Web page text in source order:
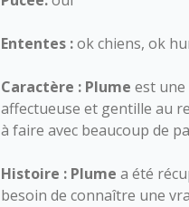
Ententes :ok chiens, ok
Caractère : Plume est
affectueuse et gentille au
à faire avec beaucoup de
Histoire : Plume a été
besoin de connaître une